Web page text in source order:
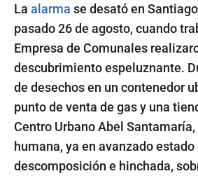
La alarma se desató en
pasado 26 de agosto, cuando
Empresa de Comunales
descubrimiento espeluznante.
de desechos en un contenedor
punto de venta de gas y una
Centro Urbano Abel Santamaría,
humana, ya en avanzado estado
descomposición e hinchada,